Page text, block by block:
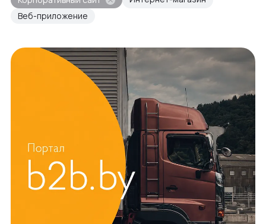
Веб-приложение